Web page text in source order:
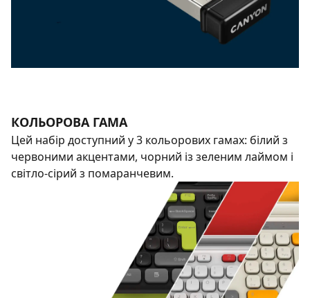
КОЛЬОРОВА ГАМА
Цей набір доступний у 3 кольорових гамах: білий з
червоними акцентами, чорний із зеленим лаймом і
світло-сірий з помаранчевим.